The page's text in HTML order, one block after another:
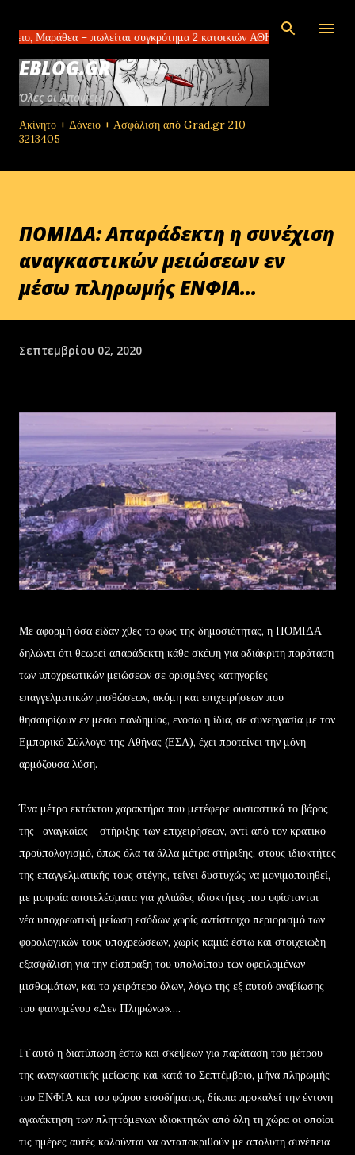
– πωλείται συγκρότημα 2 κατοικιών ΑΘΗΝΑ – ΠΑΓΚΡΑΤΙ πωλείται
EBLOG.GR
Όλες οι Απόψεις!
Ακίνητο + Δάνειο + Ασφάλιση από Grad.gr 210
3213405
ΠΟΜΙΔΑ: Απαράδεκτη η συνέχιση
αναγκαστικών μειώσεων εν
μέσω πληρωμής ΕΝΦΙΑ...
Σεπτεμβρίου 02, 2020
Με αφορμή όσα είδαν χθες το φως της δημοσιότητας, η ΠΟΜΙΔΑ
δηλώνει ότι θεωρεί απαράδεκτη κάθε σκέψη για αδιάκριτη παράταση
των υποχρεωτικών μειώσεων σε ορισμένες κατηγορίες
επαγγελματικών μισθώσεων, ακόμη και επιχειρήσεων που
θησαυρίζουν εν μέσω πανδημίας, ενόσω η ίδια, σε συνεργασία με τον
Εμπορικό Σύλλογο της Αθήνας (ΕΣΑ), έχει προτείνει την μόνη
αρμόζουσα λύση.
Ένα μέτρο εκτάκτου χαρακτήρα που μετέφερε ουσιαστικά το βάρος
της -αναγκαίας - στήριξης των επιχειρήσεων, αντί από τον κρατικό
προϋπολογισμό, όπως όλα τα άλλα μέτρα στήριξης, στους ιδιοκτήτες
της επαγγελματικής τους στέγης, τείνει δυστυχώς να μονιμοποιηθεί,
με μοιραία αποτελέσματα για χιλιάδες ιδιοκτήτες που υφίστανται
νέα υποχρεωτική μείωση εσόδων χωρίς αντίστοιχο περιορισμό των
φορολογικών τους υποχρεώσεων, χωρίς καμιά έστω και στοιχειώδη
εξασφάλιση για την είσπραξη του υπολοίπου των οφειλομένων
μισθωμάτων, και το χειρότερο όλων, λόγω της εξ αυτού αναβίωσης
του φαινομένου «Δεν Πληρώνω»….
Γι΄αυτό η διατύπωση έστω και σκέψεων για παράταση του μέτρου
της αναγκαστικής μείωσης και κατά το Σεπτέμβριο, μήνα πληρωμής
του ΕΝΦΙΑ και του φόρου εισοδήματος, δίκαια προκαλεί την έντονη
αγανάκτηση των πληττόμενων ιδιοκτητών από όλη τη χώρα οι οποίοι
τις ημέρες αυτές καλούνται να ανταποκριθούν με απόλυτη συνέπεια